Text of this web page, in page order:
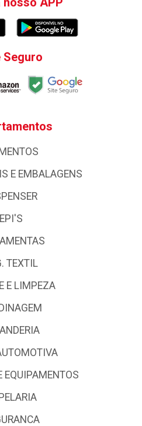
Seguro
E EMBALAGENS
EPI'S
TEXTIL
E LIMPEZA
EQUIPAMENTOS